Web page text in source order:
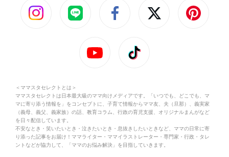
＜ママスタセレクトとは＞
ママスタセレクトは日本最大級のママ向けメディアです。「いつでも、どこでも、マ
マに寄り添う情報を」をコンセプトに、子育て情報からママ友、夫（旦那）、義実家
（義母、義父、義家族）の話、教育コラム、行政の育児支援、オリジナルまんがなど
を日々配信しています。
不安なとき・笑いたいとき・泣きたいとき・息抜きしたいときなど、ママの日常に寄
り添った記事をお届け！ママライター・ママイラストレーター・専門家・行政・タレ
ントなどが協力して、「ママのお悩み解決」を目指していきます。